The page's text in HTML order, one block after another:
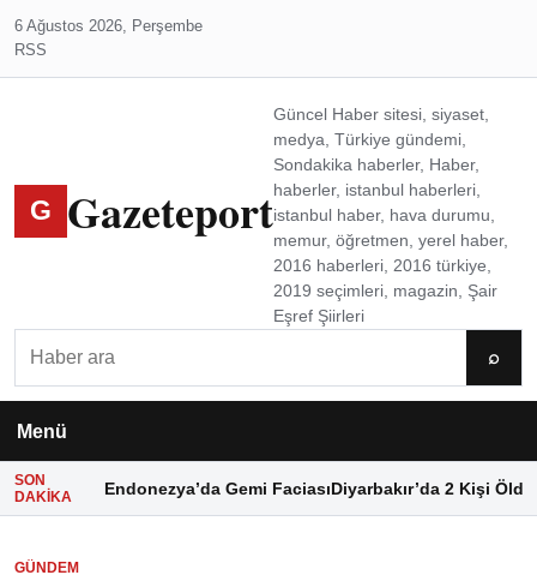
6 Ağustos 2026, Perşembe
RSS
G Gazeteport
Güncel Haber sitesi, siyaset,
medya, Türkiye gündemi,
Sondakika haberler, Haber,
haberler, istanbul haberleri,
istanbul haber, hava durumu,
memur, öğretmen, yerel haber,
2016 haberleri, 2016 türkiye,
2019 seçimleri, magazin, Şair
Eşref Şiirleri
⌕
Menü
SON
DAKIKA
Endonezya’da Gemi FaciasıDiyarbakır’da 2 Kişi Öldü
GÜNDEM